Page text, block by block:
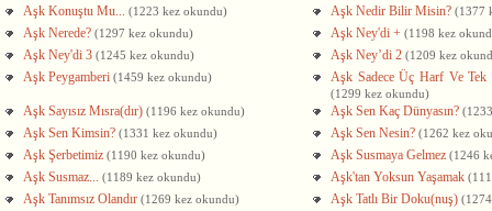
Aşk Konuştu Mu... (1223 kez okundu) Aşk Nedir Bilir Misin? (1377
Aşk Nerede? (1297 kez okundu) Aşk Ney'di + (1198 kez
Aşk Ney'di 3 (1245 kez okundu) Aşk Ney’di 2 (1209 kez
Aşk Peygamberi (1459 kez okundu) Aşk Sadece Üç Harf Ve Tek
(1299 kez okundu)
Aşk Sayısız Mısra(dır) (1196 kez okundu) Aşk Sen Kaç Dünyasın?
Aşk Sen Kimsin? (1331 kez okundu) Aşk Sen Nesin? (1262 kez
Aşk Şerbetimiz (1190 kez okundu) Aşk Susmaya Gelmez (1246
Aşk Susmaz... (1189 kez okundu) Aşk'tan Yoksun Yaşamak
Aşk Tanımsız Olandır (1269 kez okundu) Aşk Tatlı Bir Doku(nuş)